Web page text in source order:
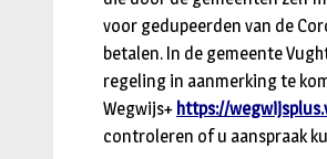
voor gedupeerden van de
betalen. In de gemeente
regeling in aanmerking te
Wegwijs+ https://
controleren of u aanspraak